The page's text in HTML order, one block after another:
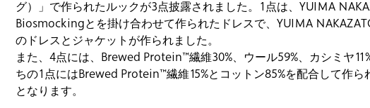
グ）」で作られたルックが3点披露されました。1点は、YUIMA
Biosmockingとを掛け合わせて作られたドレスで、YUIMA
のドレスとジャケットが作られました。
また、4点には、Brewed Protein™繊維30%、ウール59%、カシミヤ
ちの1点にはBrewed Protein™繊維15%とコットン85%を配合して作
となります。